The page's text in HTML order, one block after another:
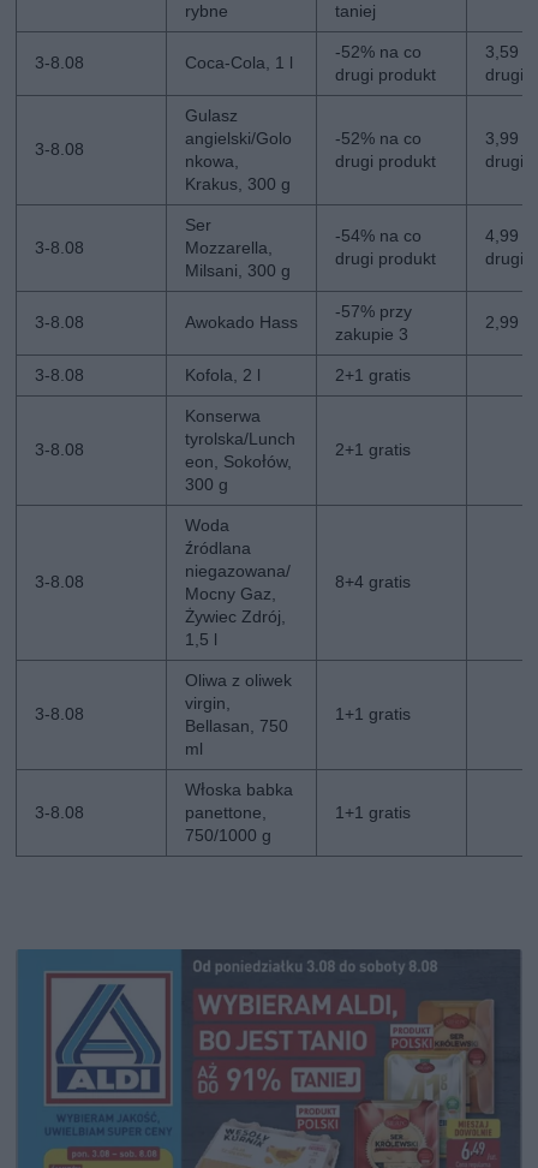
rybne
taniej
3-8.08 Coca-Cola, 1 l
-52% na co
drugi produkt
3,59
drugi
3-8.08
Gulasz
angielski/Golo
nkowa,
Krakus, 300 g
-52% na co
drugi produkt
3,99
drugi
3-8.08
Ser
Mozzarella,
Milsani, 300 g
-54% na co
drugi produkt
4,99
drugi
3-8.08 Awokado Hass
-57% przy
zakupie 3
2,99
3-8.08 Kofola, 2 l 2+1 gratis
3-8.08
Konserwa
tyrolska/Lunch
eon, Sokołów,
300 g
2+1 gratis
3-8.08
Woda
źródlana
niegazowana/
Mocny Gaz,
Żywiec Zdrój,
1,5 l
8+4 gratis
3-8.08
Oliwa z oliwek
virgin,
Bellasan, 750
ml
1+1 gratis
3-8.08
Włoska babka
panettone,
750/1000 g
1+1 gratis